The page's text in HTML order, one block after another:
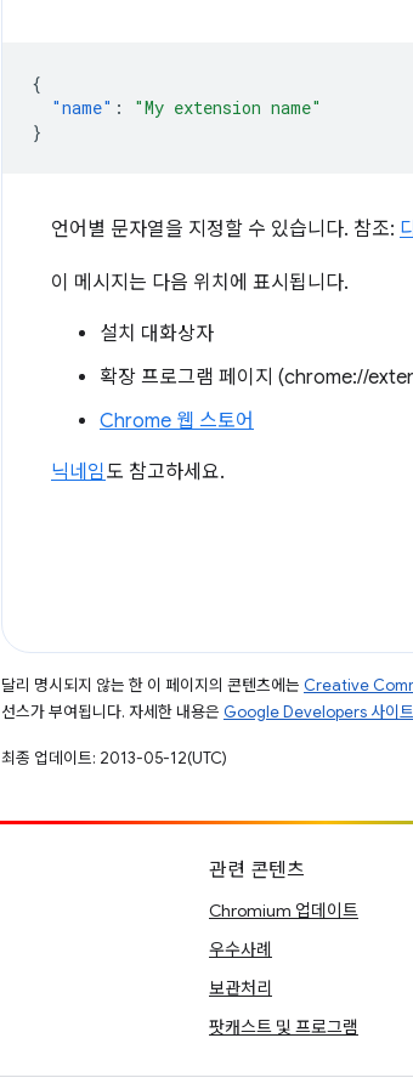
{
"name" :
"My extension name"
}
언어별 문자열을 지정할 수 있습니다. 참조:
이 메시지는 다음 위치에 표시됩니다.
설치 대화상자
확장 프로그램 페이지 (chrome://
Chrome 웹 스토어
닉네임도 참고하세요.
달리 명시되지 않는 한 이 페이지의 콘텐츠에는 Creative
선스가 부여됩니다. 자세한 내용은 Google Developers 사이트
최종 업데이트: 2013-05-12(UTC)
관련 콘텐츠
Chromium 업데이트
우수사례
보관처리
팟캐스트 및 프로그램